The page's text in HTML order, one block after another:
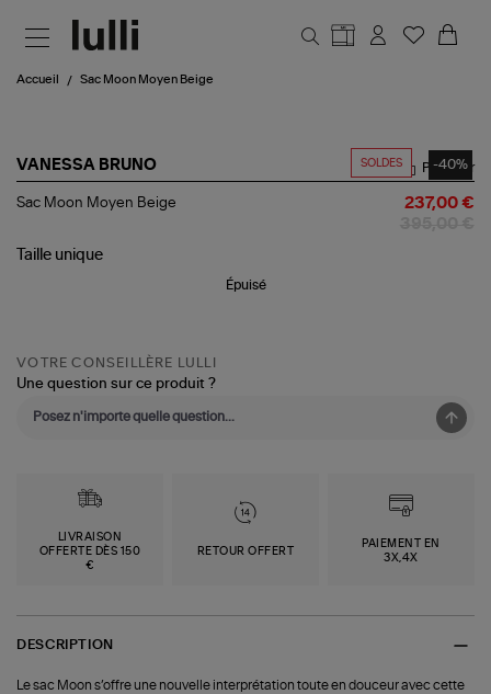
Accueil Sac Moon Moyen Beige
SOLDES -40%
VANESSA BRUNO
Sac
Beige
Partager
Sac Moon Moyen Beige 237,00 €
Taille unique
Épuisé
VOTRE CONSEILLÈRE LULLI
Une question sur ce produit ?
LIVRAISON
OFFERTE DÈS 150
€
RETOUR OFFERT
PAIEMENT EN
3X,4X
DESCRIPTION
Le sac Moon s’offre une nouvelle interprétation toute en douceur avec cette